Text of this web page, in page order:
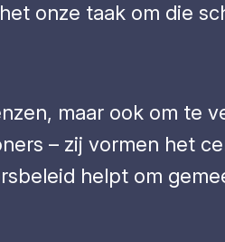
onze taak om die
maar ook om te
– zij vormen het
helpt om